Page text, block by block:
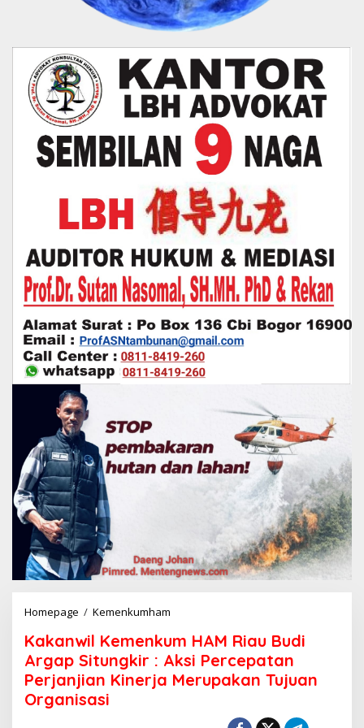
Homepage / Kemenkumham
k
a
n
w
Kakanwil Kemenkum HAM Riau Budi
Argap Situngkir : Aksi Percepatan
Perjanjian Kinerja Merupakan Tujuan
Organisasi